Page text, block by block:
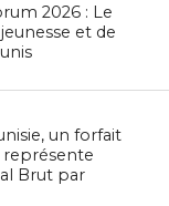
2026 : Le
et de
un forfait
Brut par